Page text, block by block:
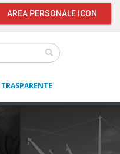
AREA PERSONALE ICON